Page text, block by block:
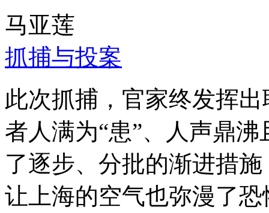
马亚莲
抓捕与投案
此次抓捕，官家终发挥
者人满为“患”、人声鼎
了逐步、分批的渐进措
让上海的空气也弥漫了